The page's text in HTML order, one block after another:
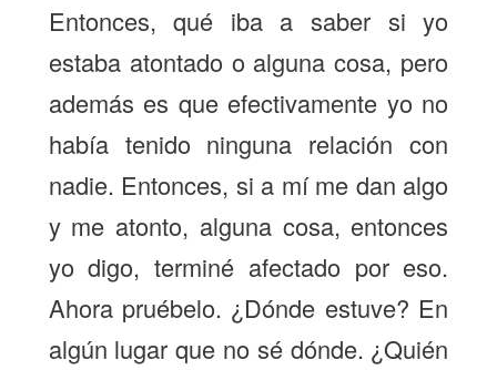
Entonces, qué iba a saber si yo
estaba atontado o alguna cosa, pero
además es que efectivamente yo no
había tenido ninguna relación con
nadie. Entonces, si a mí me dan algo
y me atonto, alguna cosa, entonces
yo digo, terminé afectado por eso.
Ahora pruébelo. ¿Dónde estuve? En
algún lugar que no sé dónde. ¿Quién